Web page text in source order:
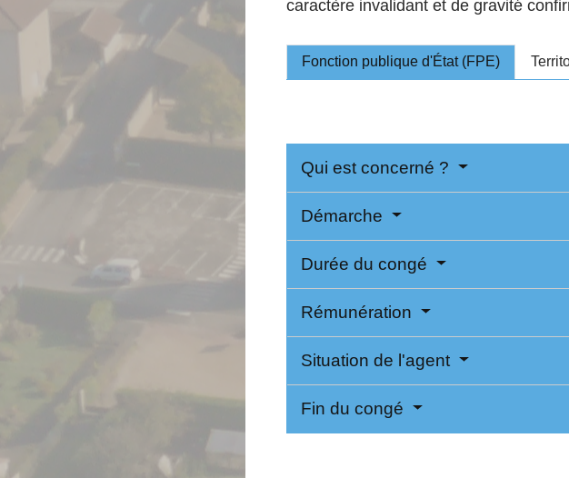
caractère invalidant et de gravité
Fonction publique d'État (FPE)
Qui est concerné ?
Démarche
Durée du congé
Rémunération
Situation de l'agent
Fin du congé